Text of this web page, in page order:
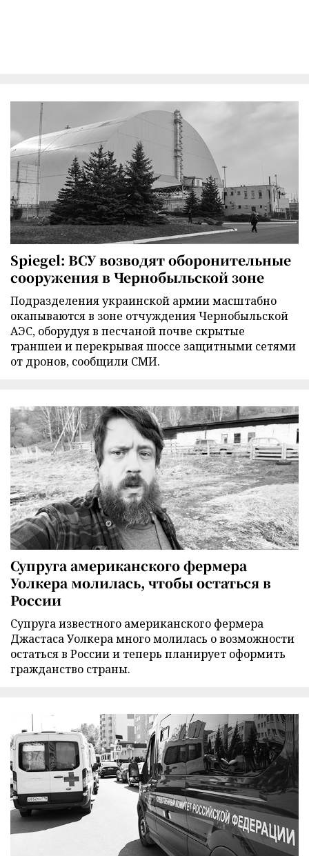
Spiegel: ВСУ возводят оборонительные
сооружения в Чернобыльской зоне
Подразделения украинской армии масштабно
окапываются в зоне отчуждения Чернобыльской
АЭС, оборудуя в песчаной почве скрытые
траншеи и перекрывая шоссе защитными сетями
от дронов, сообщили СМИ.
Супруга американского фермера
Уолкера молилась, чтобы остаться в
России
Супруга известного американского фермера
Джастаса Уолкера много молилась о возможности
остаться в России и теперь планирует оформить
гражданство страны.